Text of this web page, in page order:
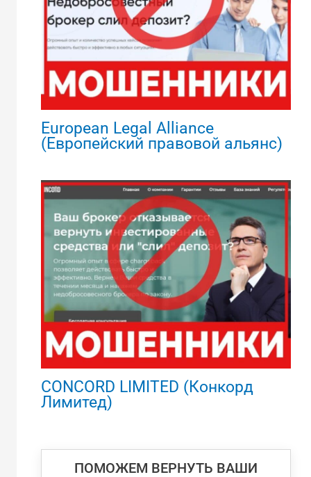
European Legal Alliance
(Европейский правовой альянс)
CONCORD LIMITED (Конкорд
Лимитед)
ПОМОЖЕМ ВЕРНУТЬ ВАШИ